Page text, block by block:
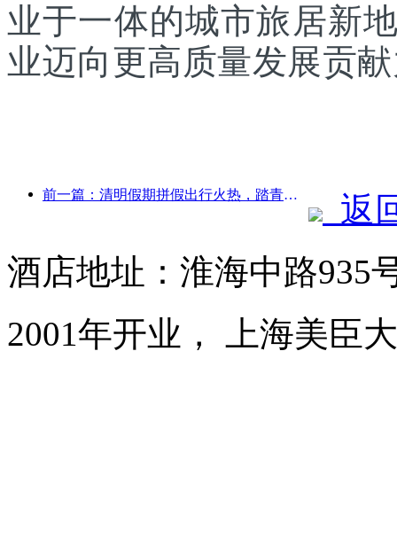
业于一体的城市旅居新
业迈向更高质量发展贡
前一篇：清明假期拼假出行火热，踏青赏花带动多城客流增长
返
酒店地址：淮海中路935
2001年开业， 上海美